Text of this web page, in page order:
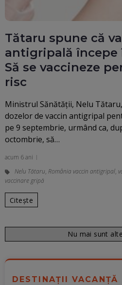
Tătaru spune că
antigripală începe
Să se vaccineze
risc
Ministrul Sănătăţii, Nelu
dozelor de vaccin antigripal
pe 9 septembrie, urmând ca,
octombrie, să…
acum 6 ani
Nelu Tătaru, România vaccin antigripal,
vaccinare gripă
Citește
Nu mai sunt
DESTINAȚII VACANȚĂ